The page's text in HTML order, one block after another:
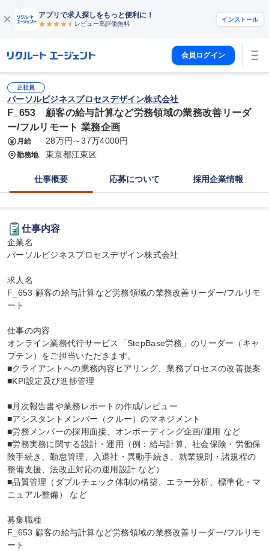
アプリで求人探しをもっと便利に！
レビュー高評価無料
インストール
会員ログイン
正社員
パーソルビジネスプロセスデザイン株式会社
F_653 顧客の給与計算など労務領域の業務改善リーダ
ー/フルリモート 業務企画
月給 28万円～37万4000円
勤務地 東京都江東区
仕事概要 応募について 採用企業情報
仕事内容
企業名
パーソルビジネスプロセスデザイン株式会社
求人名
F_653 顧客の給与計算など労務領域の業務改善リーダー/フルリモ
ート
仕事の内容
オンライン業務代行サービス「StepBase労務」のリーダー（キャ
プテン）をご担当いただきます。
■クライアントへの業務内容ヒアリング、業務プロセスの改善提案
■KPI設定及び進捗管理
■月次報告書や業務レポートの作成/レビュー
■アシスタントメンバー（クルー）のマネジメント
■労務メンバーの採用面接、オンボーディング企画/運用 など
■労務実務に関する設計・運用（例：給与計算、社会保険・労働保
険手続き、勤怠管理、入退社・異動手続き、就業規則・諸規程の
整備支援、法改正対応の運用設計 など）
■品質管理（ダブルチェック体制の構築、エラー分析、標準化・マ
ニュアル整備） など
募集職種
F_653 顧客の給与計算など労務領域の業務改善リーダー/フルリモ
ート